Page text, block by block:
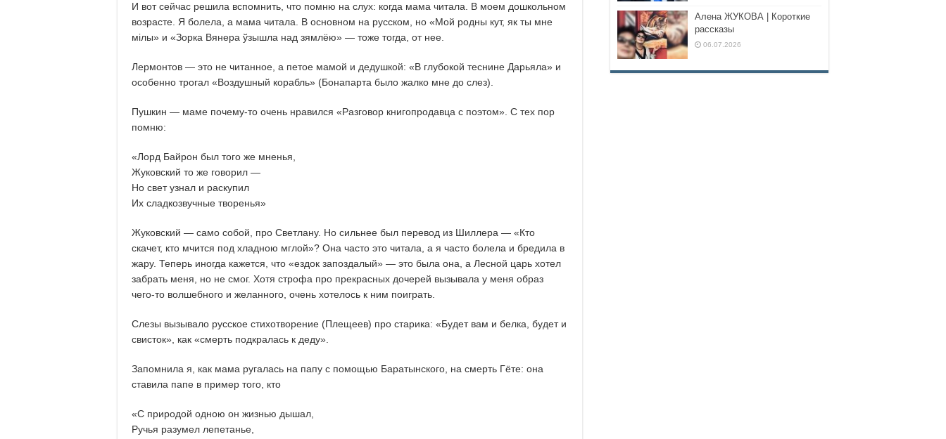
И вот сейчас решила вспомнить, что помню на слух: когда мама читала. В моем дошкольном
возрасте. Я болела, а мама читала. В основном на русском, но «Мой родны кут, як ты мне
мілы» и «Зорка Вянера ўзышла над зямлёю» — тоже тогда, от нее.
Лермонтов — это не читанное, а петое мамой и дедушкой: «В глубокой теснине Дарьяла» и
особенно трогал «Воздушный корабль» (Бонапарта было жалко мне до слез).
Пушкин — маме почему-то очень нравился «Разговор книгопродавца с поэтом». С тех пор
помню:
«Лорд Байрон был того же мненья,
Жуковский то же говорил —
Но свет узнал и раскупил
Их сладкозвучные творенья»
Жуковский — само собой, про Светлану. Но сильнее был перевод из Шиллера — «Кто
скачет, кто мчится под хладною мглой»? Она часто это читала, а я часто болела и бредила в
жару. Теперь иногда кажется, что «ездок запоздалый» — это была она, а Лесной царь хотел
забрать меня, но не смог. Хотя строфа про прекрасных дочерей вызывала у меня образ
чего-то волшебного и желанного, очень хотелось к ним поиграть.
Слезы вызывало русское стихотворение (Плещеев) про старика: «Будет вам и белка, будет и
свисток», как «смерть подкралась к деду».
Запомнила я, как мама ругалась на папу с помощью Баратынского, на смерть Гёте: она
ставила папе в пример того, кто
«С природой одною он жизнью дышал,
Ручья разумел лепетанье,
Алена ЖУКОВА | Короткие
рассказы
06.07.2026